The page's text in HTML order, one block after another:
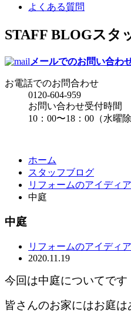
よくある質問
STAFF BLOGスタ
メールでのお問い合わ
お電話でのお問合わせ
0120-604-959
お問い合わせ受付時間
10：00〜18：00（水曜除
ホーム
スタッフブログ
リフォームのアイディア
中庭
中庭
リフォームのアイディア
2020.11.19
今回は中庭についてです
皆さんのお家にはお庭は